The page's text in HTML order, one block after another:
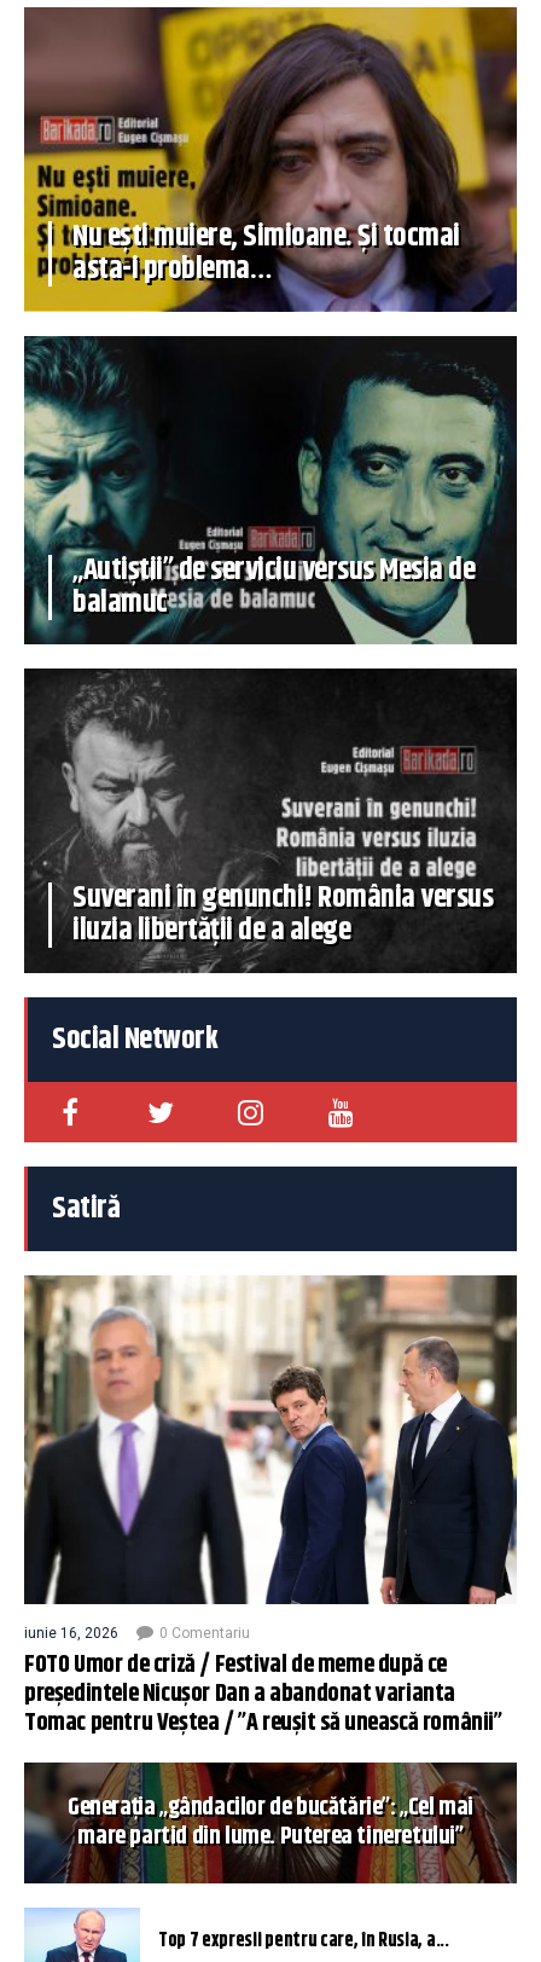
Nu ești muiere, Simioane. Și tocmai
asta-i problema…
„Autiștii” de serviciu versus Mesia de
balamuc
Suverani în genunchi! România versus
iluzia libertății de a alege
Social Network
Satiră
iunie 16, 2026 0 Comentariu
FOTO Umor de criză / Festival de meme după ce
președintele Nicușor Dan a abandonat varianta
Tomac pentru Veștea / ”A reușit să unească românii”
Generația „gândacilor de bucătărie”: „Cel mai
mare partid din lume. Puterea tineretului”
Top 7 expresii pentru care, în Rusia, a...